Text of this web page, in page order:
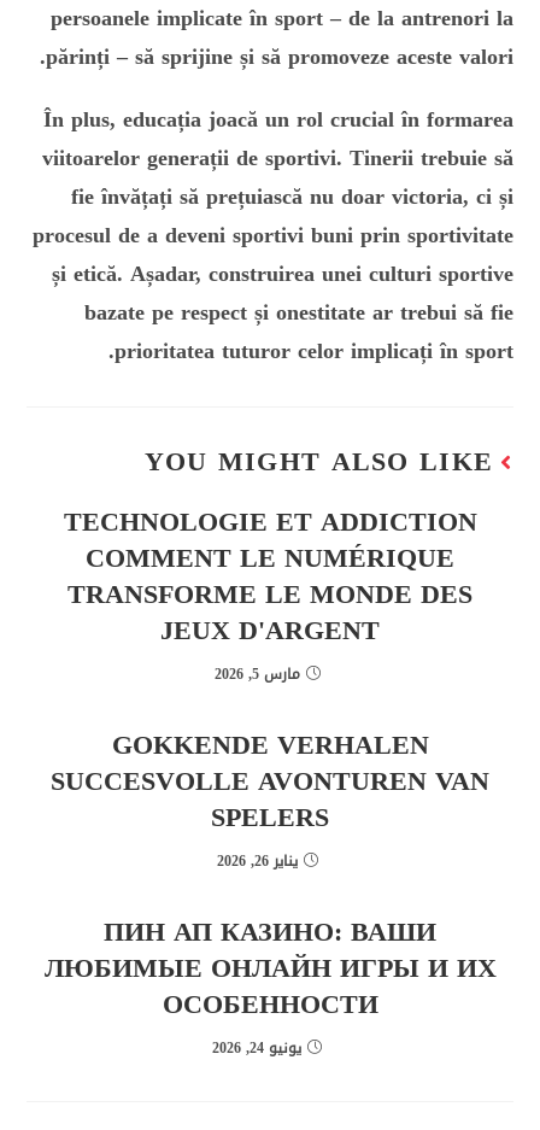
persoanele implicate în sport – de la antrenori la
părinți – să sprijine și să promoveze aceste valori.
În plus, educația joacă un rol crucial în formarea
viitoarelor generații de sportivi. Tinerii trebuie să
fie învățați să prețuiască nu doar victoria, ci și
procesul de a deveni sportivi buni prin sportivitate
și etică. Așadar, construirea unei culturi sportive
bazate pe respect și onestitate ar trebui să fie
prioritatea tuturor celor implicați în sport.
YOU MIGHT ALSO LIKE
TECHNOLOGIE ET ADDICTION
COMMENT LE NUMÉRIQUE
TRANSFORME LE MONDE DES
JEUX D'ARGENT
مارس 5, 2026
GOKKENDE VERHALEN
SUCCESVOLLE AVONTUREN VAN
SPELERS
يناير 26, 2026
ПИН АП КАЗИНО: ВАШИ
ЛЮБИМЫЕ ОНЛАЙН ИГРЫ И ИХ
ОСОБЕННОСТИ
يونيو 24, 2026